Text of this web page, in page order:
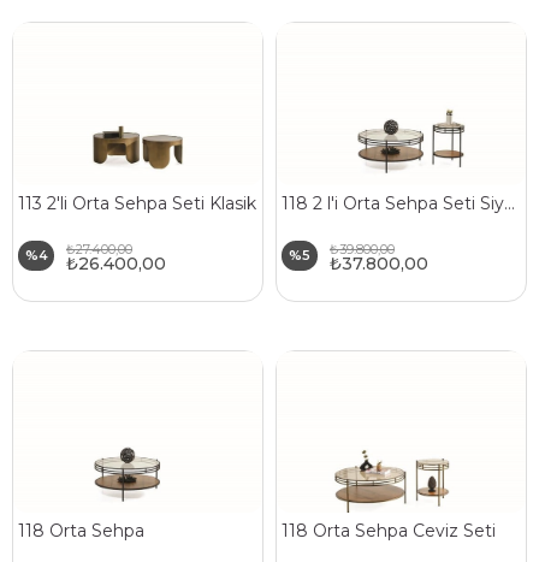
113 2'li Orta Sehpa Seti Klasik
%4 ₺26.400,00
₺27.400,00
118 2 l'i Orta Sehpa Seti Siyah-Ceviz
%5 ₺37.800,00
₺39.800,00
118 Orta Sehpa 118 Orta Sehpa Ceviz Seti